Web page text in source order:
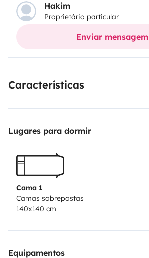
Hakim
Proprietário particular
Enviar mensagem
Características
Lugares para dormir
Cama 1
Camas sobrepostas
140x140 cm
Equipamentos